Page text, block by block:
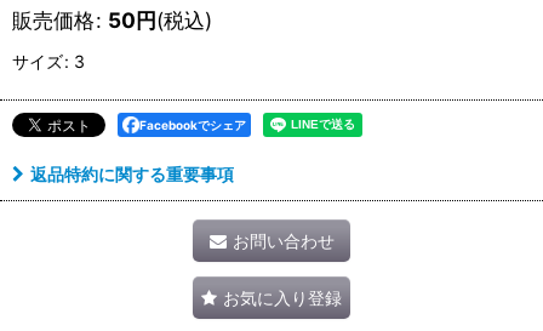
販売価格: 50円(税込)
サイズ: 3
Facebookでシェア
返品特約に関する重要事項
お問い合わせ
お気に入り登録